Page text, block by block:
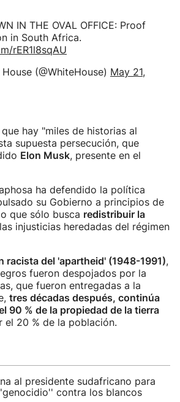
IN THE OVAL OFFICE: Proof
in South Africa.
rER1l8sqAU
(@WhiteHouse) May 21,
hay "miles de historias al
supuesta persecución, que
Elon Musk, presente en el
ha defendido la política
su Gobierno a principios de
que sólo busca redistribuir la
injusticias heredadas del régimen
racista del 'apartheid' (1948-1991),
fueron despojados por la
que fueron entregadas a la
tres décadas después, continúa
90 % de la propiedad de la tierra
el 20 % de la población.
al presidente sudafricano para
contra los blancos